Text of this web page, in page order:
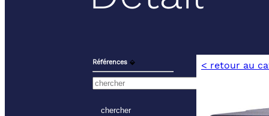
Références ⬙ < retour au